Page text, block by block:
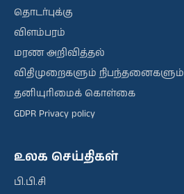
தொடர்புக்கு
விளம்பரம்
மரண அறிவித்தல்
விதிமுறைகளும் நிபந்தனைகளும்
தனியுரிமைக் கொள்கை
GDPR Privacy policy
உலக செய்திகள்
பி.பி.சி